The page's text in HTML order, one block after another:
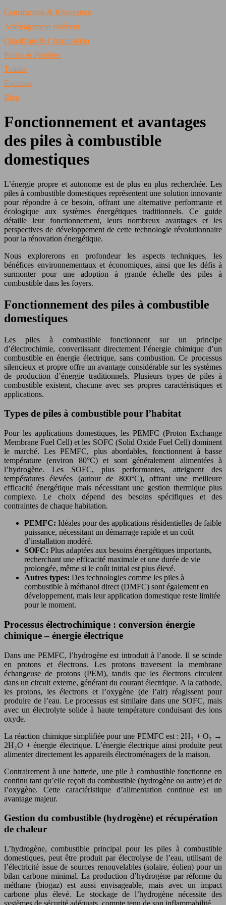
Construction & Rénovation
Aménagement extérieur
Chauffage & Climatisation
Portes & Fenêtres
Toiture
Finitions
Blog
Fonctionnement et avantages
des piles à combustible
domestiques
L’énergie propre et autonome est de plus en plus recherchée. Les
piles à combustible domestiques représentent une solution innovante
pour répondre à ce besoin, offrant une alternative performante et
écologique aux systèmes énergétiques traditionnels. Ce guide
détaille leur fonctionnement, leurs nombreux avantages et les
perspectives de développement de cette technologie révolutionnaire
pour la rénovation énergétique.
Nous explorerons en profondeur les aspects techniques, les
bénéfices environnementaux et économiques, ainsi que les défis à
surmonter pour une adoption à grande échelle des piles à
combustible dans les foyers.
Fonctionnement des piles à combustible
domestiques
Les piles à combustible fonctionnent sur un principe
d’électrochimie, convertissant directement l’énergie chimique d’un
combustible en énergie électrique, sans combustion. Ce processus
silencieux et propre offre un avantage considérable sur les systèmes
de production d’énergie traditionnels. Plusieurs types de piles à
combustible existent, chacune avec ses propres caractéristiques et
applications.
Types de piles à combustible pour l’habitat
Pour les applications domestiques, les PEMFC (Proton Exchange
Membrane Fuel Cell) et les SOFC (Solid Oxide Fuel Cell) dominent
le marché. Les PEMFC, plus abordables, fonctionnent à basse
température (environ 80°C) et sont généralement alimentées à
l’hydrogène. Les SOFC, plus performantes, atteignent des
températures élevées (autour de 800°C), offrant une meilleure
efficacité énergétique mais nécessitant une gestion thermique plus
complexe. Le choix dépend des besoins spécifiques et des
contraintes de chaque habitation.
PEMFC: Idéales pour des applications résidentielles de faible
puissance, nécessitant un démarrage rapide et un coût
d’installation modéré.
SOFC: Plus adaptées aux besoins énergétiques importants,
recherchant une efficacité maximale et une durée de vie
prolongée, même si le coût initial est plus élevé.
Autres types: Des technologies comme les piles à
combustible à méthanol direct (DMFC) sont également en
développement, mais leur application domestique reste limitée
pour le moment.
Processus électrochimique : conversion énergie
chimique – énergie électrique
Dans une PEMFC, l’hydrogène est introduit à l’anode. Il se scinde
en protons et électrons. Les protons traversent la membrane
échangeuse de protons (PEM), tandis que les électrons circulent
dans un circuit externe, générant du courant électrique. A la cathode,
les protons, les électrons et l’oxygène (de l’air) réagissent pour
produire de l’eau. Le processus est similaire dans une SOFC, mais
avec un électrolyte solide à haute température conduisant des ions
oxyde.
La réaction chimique simplifiée pour une PEMFC est : 2H₂ + O₂ →
2H₂O + énergie électrique. L’énergie électrique ainsi produite peut
alimenter directement les appareils électroménagers de la maison.
Contrairement à une batterie, une pile à combustible fonctionne en
continu tant qu’elle reçoit du combustible (hydrogène ou autre) et de
l’oxygène. Cette caractéristique d’alimentation continue est un
avantage majeur.
Gestion du combustible (hydrogène) et récupération
de chaleur
L’hydrogène, combustible principal pour les piles à combustible
domestiques, peut être produit par électrolyse de l’eau, utilisant de
l’électricité issue de sources renouvelables (solaire, éolien) pour un
bilan carbone minimal. La production d’hydrogène par réforme du
méthane (biogaz) est aussi envisageable, mais avec un impact
carbone plus élevé. Le stockage de l’hydrogène nécessite des
systèmes de sécurité adéquats, compte tenu de son inflammabilité.